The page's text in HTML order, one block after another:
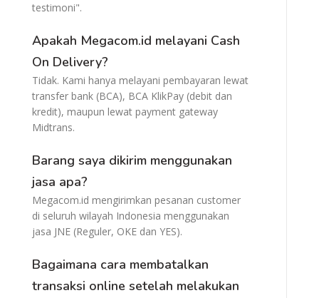
testimoni".
Apakah Megacom.id melayani Cash
On Delivery?
Tidak. Kami hanya melayani pembayaran lewat
transfer bank (BCA), BCA KlikPay (debit dan
kredit), maupun lewat payment gateway
Midtrans.
Barang saya dikirim menggunakan
jasa apa?
Megacom.id mengirimkan pesanan customer
di seluruh wilayah Indonesia menggunakan
jasa JNE (Reguler, OKE dan YES).
Bagaimana cara membatalkan
transaksi online setelah melakukan